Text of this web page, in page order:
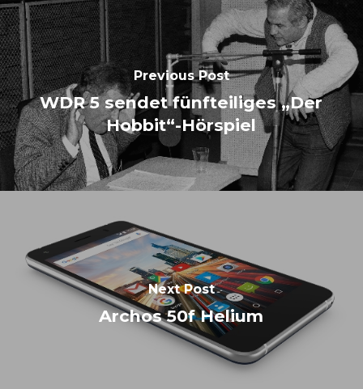
Previous Post
WDR 5 sendet fünfteiliges „Der
Hobbit“-Hörspiel
Next Post
Archos 50f Helium